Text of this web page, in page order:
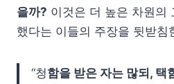
을까? 이것은 더 높은 차원의
했다는 이들의 주장을 뒷받침
“청함을 받은 자는 많되, 택